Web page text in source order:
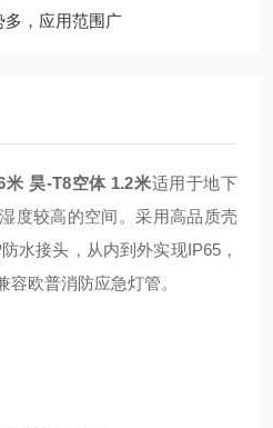
，应用范围广
米 昊-T8空体 1.2米适用于地下
度较高的空间。采用高品质壳
水接头，从内到外实现IP65，
欧普消防应急灯管。